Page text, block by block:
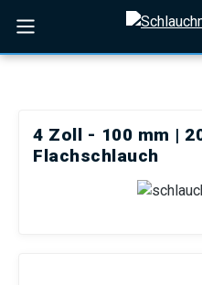
Zum Hauptinhalt springen
4 Zoll - 100 mm |
Flachschlauch